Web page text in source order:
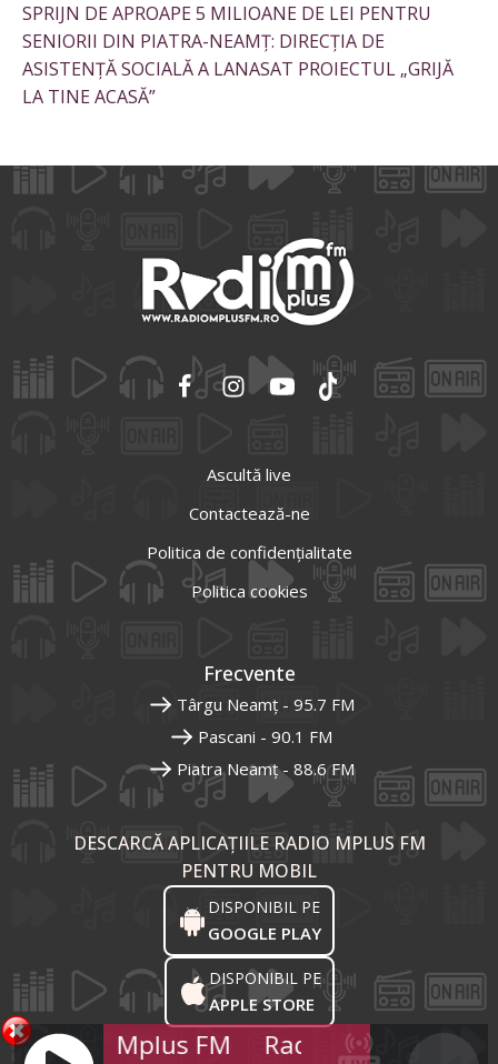
SPRIJN DE APROAPE 5 MILIOANE DE LEI PENTRU
SENIORII DIN PIATRA-NEAMȚ: DIRECȚIA DE
ASISTENȚĂ SOCIALĂ A LANASAT PROIECTUL „GRIJĂ
LA TINE ACASĂ”
Ascultă live
Contactează-ne
Politica de confidențialitate
Politica cookies
Frecvente
Târgu Neamț - 95.7 FM
Pascani - 90.1 FM
Piatra Neamț - 88.6 FM
DESCARCĂ APLICAȚIILE RADIO MPLUS FM
PENTRU MOBIL
DISPONIBIL PE
GOOGLE PLAY
DISPONIBIL PE
APPLE STORE
Radio Mplus FM Radio Mplus FM